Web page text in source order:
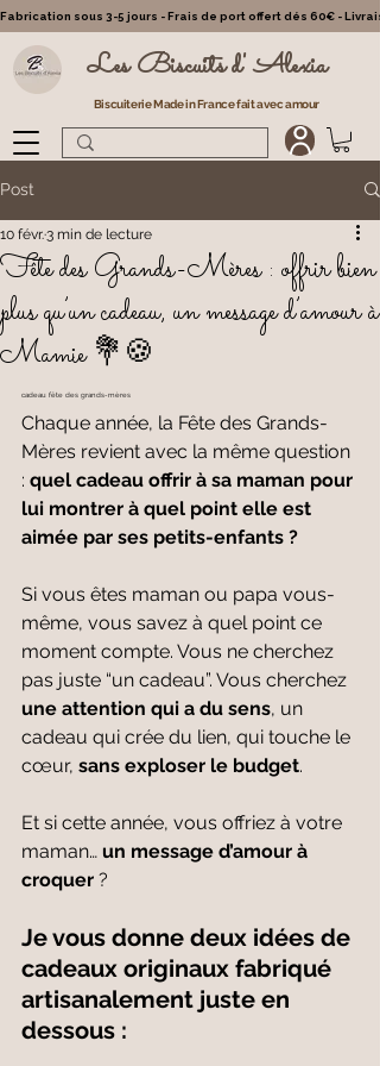
Fabrication sous 3-5 jours - Frais de port offert dés 60€ -
Les Biscuits d' Alexia
Biscuiterie Made in France fait avec amour
Post
Fête des Grands-Mères : offrir bien
plus qu’un cadeau, un message d’amour à
Mamie 💐🍪
10 févr.3 min de lecture
cadeau fête des grands-mères
Chaque année, la Fête des Grands-
Mères revient avec la même question
: quel cadeau offrir à sa maman pour
lui montrer à quel point elle est
aimée par ses petits-enfants ?
Si vous êtes maman ou papa vous-
même, vous savez à quel point ce
moment compte. Vous ne cherchez
pas juste “un cadeau”. Vous cherchez
une attention qui a du sens, un
cadeau qui crée du lien, qui touche le
cœur, sans exploser le budget.
Et si cette année, vous offriez à votre
maman… un message d’amour à
croquer ?
Je vous donne deux idées de
cadeaux originaux fabriqué
artisanalement juste en
dessous :